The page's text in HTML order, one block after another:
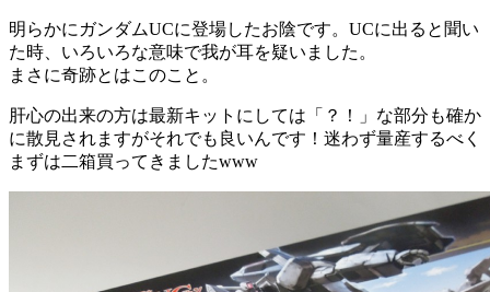
明らかにガンダムUCに登場したお陰です。UCに出ると聞い
た時、いろいろな意味で我が耳を疑いました。
まさに奇跡とはこのこと。
肝心の出来の方は最新キットにしては「？！」な部分も確か
に散見されますがそれでも良いんです！迷わず量産するべく
まずは二箱買ってきましたwww